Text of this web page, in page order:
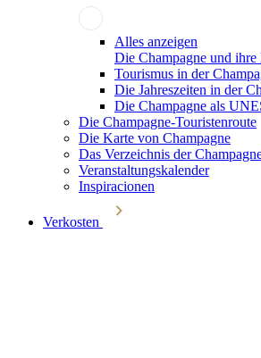
Alles anzeigen
Die Champagne und
Tourismus in der
Die Jahreszeiten in der
Die Champagne als
Die Champagne-Touristenroute
Die Karte von Champagne
Das Verzeichnis der
Veranstaltungskalender
Inspiracionen
Verkosten